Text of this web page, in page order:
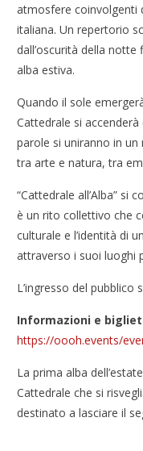
atmosfere coinvolgenti
italiana. Un repertorio
dall’oscurità della notte
alba estiva.
Quando il sole
Cattedrale si
parole si uniranno in
tra arte e natura, tra
“Cattedrale all’Alba” si
è un rito collettivo che
culturale e l’identità di
attraverso i suoi luoghi
L’ingresso del
Informazioni e
https://oooh.events/
La prima alba
Cattedrale che si
destinato a lasciare il